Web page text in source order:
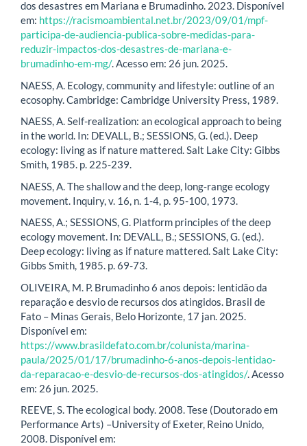
dos desastres em Mariana e Brumadinho. 2023. Disponível
em: https://racismoambiental.net.br/2023/09/01/mpf-
participa-de-audiencia-publica-sobre-medidas-para-
reduzir-impactos-dos-desastres-de-mariana-e-
brumadinho-em-mg/. Acesso em: 26 jun. 2025.
NAESS, A. Ecology, community and lifestyle: outline of an
ecosophy. Cambridge: Cambridge University Press, 1989.
NAESS, A. Self-realization: an ecological approach to being
in the world. In: DEVALL, B.; SESSIONS, G. (ed.). Deep
ecology: living as if nature mattered. Salt Lake City: Gibbs
Smith, 1985. p. 225-239.
NAESS, A. The shallow and the deep, long‐range ecology
movement. Inquiry, v. 16, n. 1-4, p. 95-100, 1973.
NAESS, A.; SESSIONS, G. Platform principles of the deep
ecology movement. In: DEVALL, B.; SESSIONS, G. (ed.).
Deep ecology: living as if nature mattered. Salt Lake City:
Gibbs Smith, 1985. p. 69-73.
OLIVEIRA, M. P. Brumadinho 6 anos depois: lentidão da
reparação e desvio de recursos dos atingidos. Brasil de
Fato – Minas Gerais, Belo Horizonte, 17 jan. 2025.
Disponível em:
https://www.brasildefato.com.br/colunista/marina-
paula/2025/01/17/brumadinho-6-anos-depois-lentidao-
da-reparacao-e-desvio-de-recursos-dos-atingidos/. Acesso
em: 26 jun. 2025.
REEVE, S. The ecological body. 2008. Tese (Doutorado em
Performance Arts) –University of Exeter, Reino Unido,
2008. Disponível em: